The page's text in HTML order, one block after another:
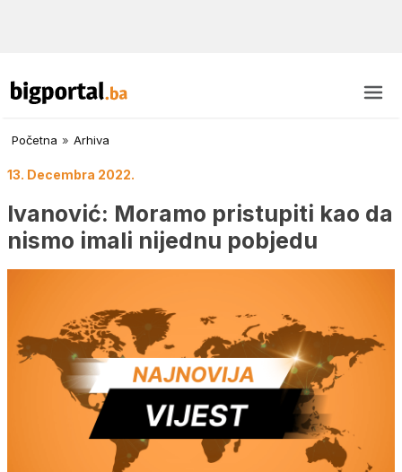
Početna » Arhiva
13. Decembra 2022.
Ivanović: Moramo pristupiti kao da
nismo imali nijednu pobjedu